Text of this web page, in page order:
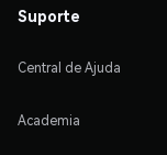
Suporte
Central de Ajuda
Academia